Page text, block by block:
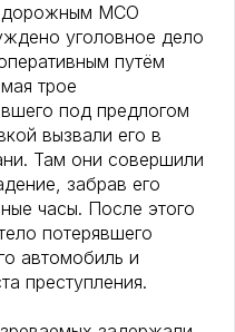
МСО
уголовное дело
путём
трое
под предлогом
вызвали его в
Там они совершили
забрав его
часы. После этого
потерявшего
автомобиль и
преступления.